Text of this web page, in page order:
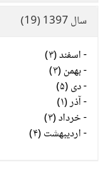
سال 1397 (19)
-اسفند (۳)
-بهمن (۳)
-دی (۵)
-آذر (۱)
-خرداد (۳)
-اردیبهشت (۴)